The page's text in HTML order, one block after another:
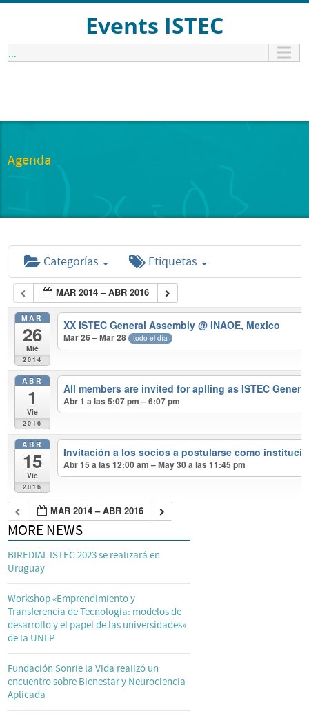
Events ISTEC
...
Agenda
Categorías Etiquetas
MAR 2014 – ABR 2016
MAR
26
Mié
2014
XX ISTEC General Assembly @ INAOE, Mexico
Mar 26 – Mar 28 todo el día
ABR
1
Vie
2016
All members are invited for aplling as ISTEC
Abr 1 a las 5:07 pm – 6:07 pm
ABR
15
Vie
2016
Invitación a los socios a postularse como
Abr 15 a las 12:00 am – May 30 a las 11:45 pm
MAR 2014 – ABR 2016
MORE NEWS
BIREDIAL ISTEC 2023 se realizará en
Uruguay
Workshop «Emprendimiento y
Transferencia de Tecnología: modelos de
desarrollo y el papel de las universidades»
de la UNLP
Fundación Sonríe la Vida realizó un
encuentro sobre Bienestar y Neurociencia
Aplicada